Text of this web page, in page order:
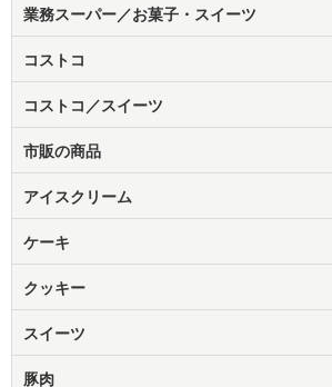
業務スーパー／お菓子・スイーツ
コストコ
コストコ／スイーツ
市販の商品
アイスクリーム
ケーキ
クッキー
スイーツ
豚肉